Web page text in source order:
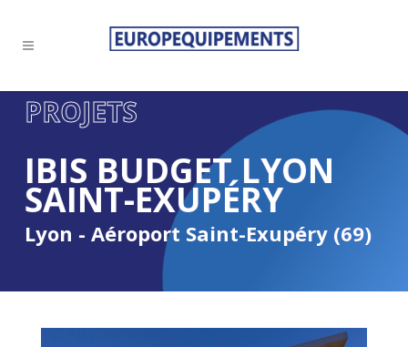
PROJETS
IBIS BUDGET LYON
SAINT-EXUPÉRY
Lyon - Aéroport Saint-Exupéry (69)